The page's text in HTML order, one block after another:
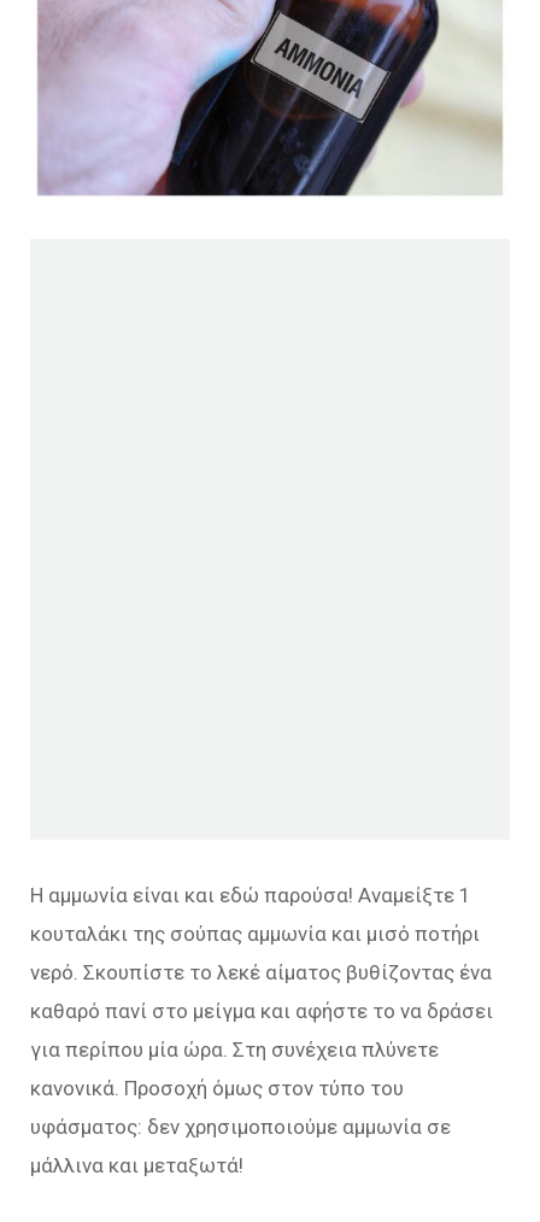
Η αμμωνία είναι και εδώ παρούσα! Αναμείξτε 1
κουταλάκι της σούπας αμμωνία και μισό ποτήρι
νερό. Σκουπίστε το λεκέ αίματος βυθίζοντας ένα
καθαρό πανί στο μείγμα και αφήστε το να δράσει
για περίπου μία ώρα. Στη συνέχεια πλύνετε
κανονικά. Προσοχή όμως στον τύπο του
υφάσματος: δεν χρησιμοποιούμε αμμωνία σε
μάλλινα και μεταξωτά!